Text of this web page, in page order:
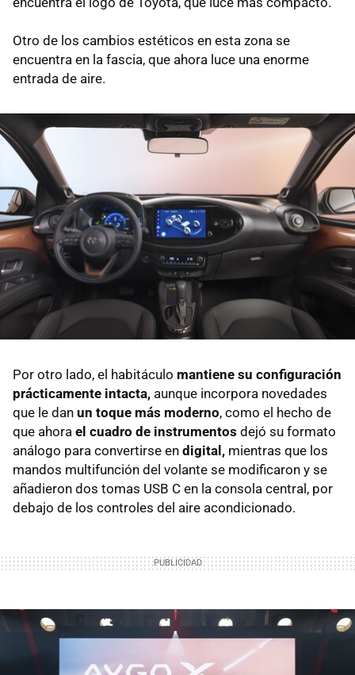
Otro de los cambios estéticos en esta zona se
encuentra en la fascia, que ahora luce una enorme
entrada de aire.
Por otro lado, el habitáculo mantiene su configuración
prácticamente intacta, aunque incorpora novedades
que le dan un toque más moderno, como el hecho de
que ahora el cuadro de instrumentos dejó su formato
análogo para convertirse en digital, mientras que los
mandos multifunción del volante se modificaron y se
añadieron dos tomas USB C en la consola central, por
debajo de los controles del aire acondicionado.